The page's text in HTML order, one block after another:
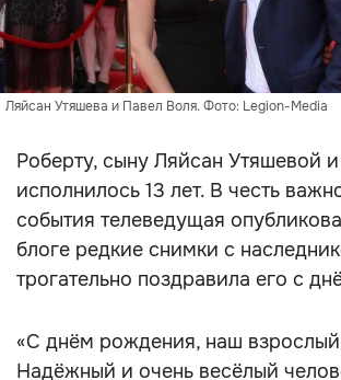
Ляйсан Утяшева и Павел Воля. Фото: Legion-Media
Роберту, сыну Ляйсан Утяшевой
исполнилось 13 лет. В честь
события телеведущая
блоге редкие снимки с
трогательно поздравила его с
«С днём рождения, наш
Надёжный и очень весёлый